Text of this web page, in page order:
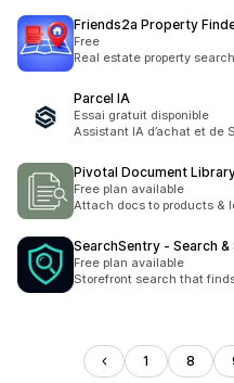
Friends2a Property
Free
Real estate property
Parcel IA
Essai gratuit disponible
Assistant IA d’achat et de
Pivotal Document
Free plan available
Attach docs to products &
SearchSentry ‑ Search &
Free plan available
Storefront search that
1 8